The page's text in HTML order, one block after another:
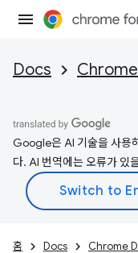
Docs
Google은 AI 기술을 사용
다. AI 번역에는 오류가 있
홈 Docs Chrome